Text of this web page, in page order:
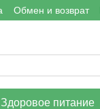
Обмен и возврат
Здоровое питание